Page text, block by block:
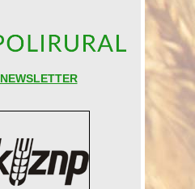
NEWSLETTER